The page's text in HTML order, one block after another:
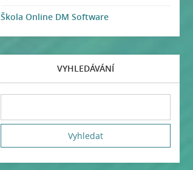
Škola Online DM Software
VYHLEDÁVÁNÍ